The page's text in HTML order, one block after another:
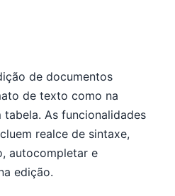
de documentos
de texto como na
As funcionalidades
realce de sintaxe,
autocompletar e
edição.